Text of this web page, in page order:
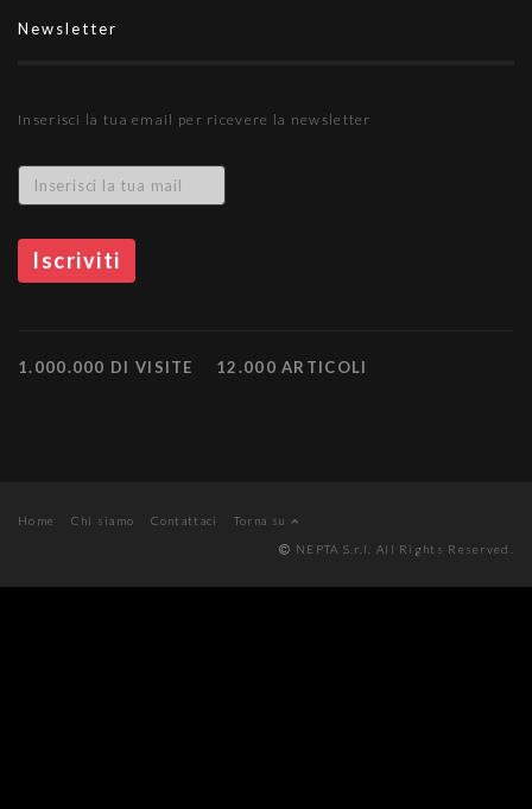
Newsletter
Inserisci la tua email per ricevere la newsletter
1.000.000 DI VISITE 12.000 ARTICOLI
Home Chi siamo Contattaci
Torna su
NEPTA S.r.l. All Rights Reserved.